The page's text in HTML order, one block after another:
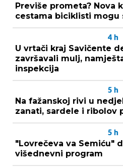
Previše prometa? Nova
cestama biciklisti mogu
4 h
U vrtači kraj Savičente
završavali mulj,
inspekcija
5 h
Na fažanskoj rivi u
zanati, sardele i ribolov
5 h
"Lovrečeva va Semiću"
višednevni program